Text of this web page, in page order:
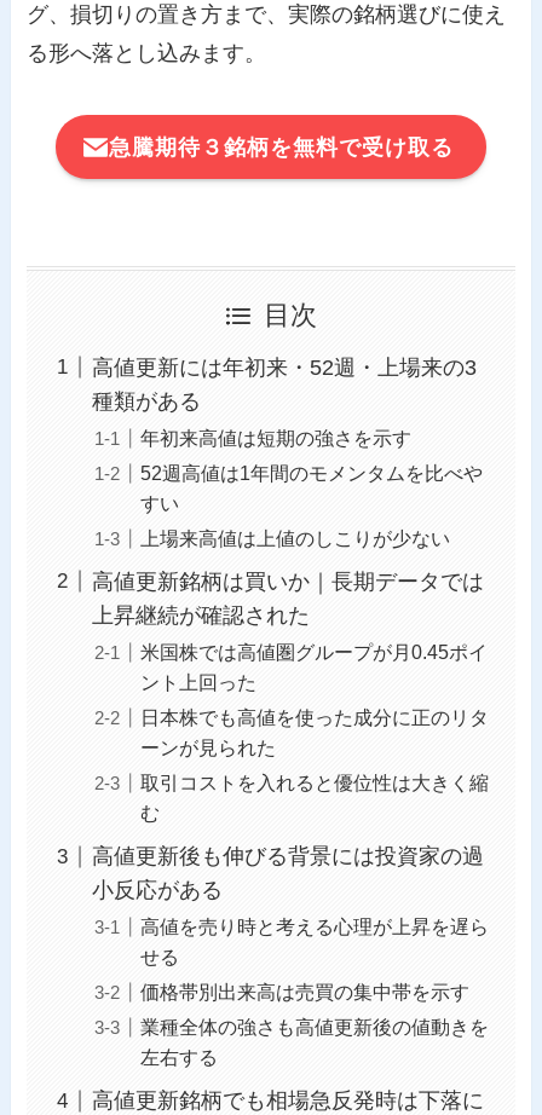
グ、損切りの置き方まで、実際の銘柄選びに使え
る形へ落とし込みます。
急騰期待３銘柄を無料で受け取る
目次
高値更新には年初来・52週・上場来の3
種類がある
年初来高値は短期の強さを示す
52週高値は1年間のモメンタムを比べや
すい
上場来高値は上値のしこりが少ない
高値更新銘柄は買いか｜長期データでは
上昇継続が確認された
米国株では高値圏グループが月0.45ポイ
ント上回った
日本株でも高値を使った成分に正のリタ
ーンが見られた
取引コストを入れると優位性は大きく縮
む
高値更新後も伸びる背景には投資家の過
小反応がある
高値を売り時と考える心理が上昇を遅ら
せる
価格帯別出来高は売買の集中帯を示す
業種全体の強さも高値更新後の値動きを
左右する
高値更新銘柄でも相場急反発時は下落に